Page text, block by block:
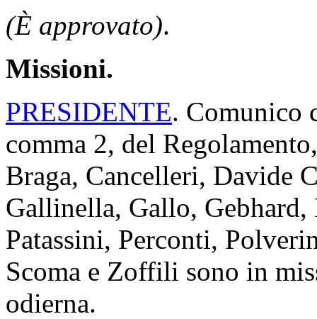
(È approvato).
Missioni.
PRESIDENTE. Comunico
comma 2, del
Braga, Cancelleri, Davide
Gallinella, Gallo,
Patassini, Perconti,
Scoma e Zoffili sono in
odierna.